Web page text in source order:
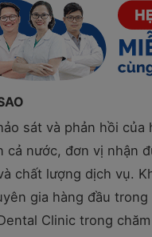
sát và phản hồi
cả nước, đơn vị nhận
chất lượng dịch vụ.
gia hàng đầu
Clinic trong